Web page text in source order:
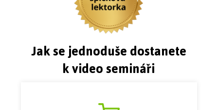
Jak se jednoduše dostanete
k video semináři